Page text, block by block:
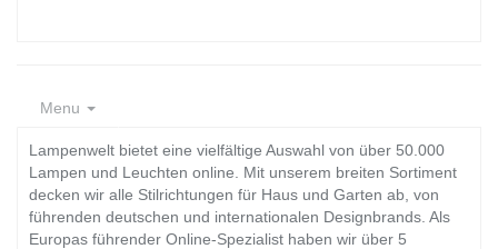
Menu
Lampenwelt bietet eine vielfältige Auswahl von über 50.000
Lampen und Leuchten online. Mit unserem breiten Sortiment
decken wir alle Stilrichtungen für Haus und Garten ab, von
führenden deutschen und internationalen Designbrands. Als
Europas führender Online-Spezialist haben wir über 5